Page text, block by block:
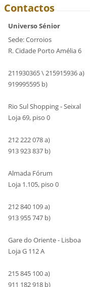
Contactos
Universo Sénior
Sede: Corroios
R. Cidade Porto Amélia 6
211930365 \ 215915936 a)
919995595 b)
Rio Sul Shopping - Seixal
Loja 69, piso 0
212 222 078 a)
913 923 837 b)
Almada Fórum
Loja 1.105, piso 0
212 840 109 a)
913 955 747 b)
Gare do Oriente - Lisboa
Loja G 112 A
215 845 100 a)
911 182 918 b)